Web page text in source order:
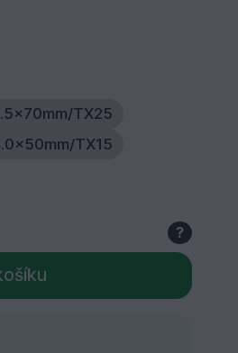
TX25
TX15
?